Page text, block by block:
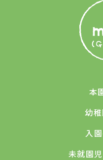
本
幼
入
未就園